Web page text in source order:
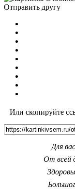
Отправить другу
Или скопируйте
Для
От всей